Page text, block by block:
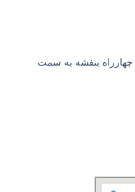
بنفشه به سمت